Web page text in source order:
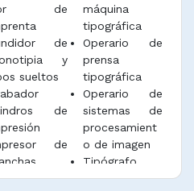
de
de
y
sueltos
de
de
máquina
tipográfica
Operario de
prensa
tipográfica
Operario de
sistemas de
procesamient
o de imagen
Tipógrafo
Tirador de